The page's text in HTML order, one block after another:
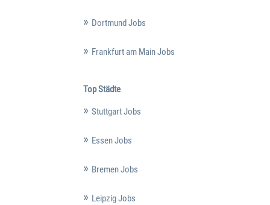
Dortmund Jobs
Frankfurt am Main Jobs
Top Städte
Stuttgart Jobs
Essen Jobs
Bremen Jobs
Leipzig Jobs